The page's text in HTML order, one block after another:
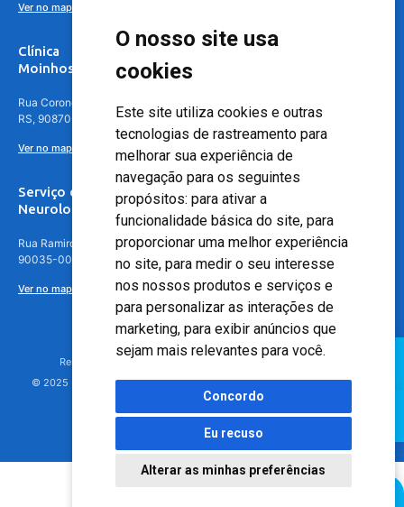
O nosso site usa
cookies
Este site utiliza cookies e outras
tecnologias de rastreamento para
melhorar sua experiência de
navegação para os seguintes
propósitos: para ativar a
funcionalidade básica do site, para
proporcionar uma melhor experiência
no site, para medir o seu interesse
nos nossos produtos e serviços e
para personalizar as interações de
marketing, para exibir anúncios que
sejam mais relevantes para você.
Concordo
Eu recuso
Alterar as minhas preferências
Ver no mapa
Clínica
Moinhos de Vento - Teresópolis
Rua Coronel Aparício Borges, 250 - 3º andar - Teresópolis, Porto Alegre -
RS, 90870-016
Ver no mapa
Serviço de
Neurologia
Rua Ramiro Barcelos, 630 – 5º andar – Floresta, Porto Alegre – RS,
90035-001
Ver no mapa
Responsável Técnico: Dr. Luiz Antonio Nasi - CREMERS 11217
© 2025 - Hospital Moinhos de Vento - Registro Empresa (CRM-RS): 425